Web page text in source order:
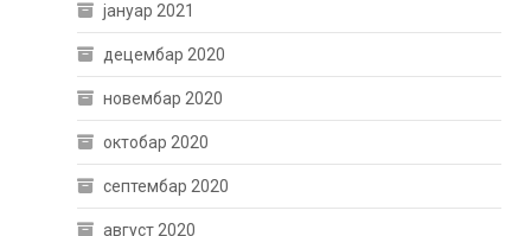
јануар 2021
децембар 2020
новембар 2020
октобар 2020
септембар 2020
август 2020